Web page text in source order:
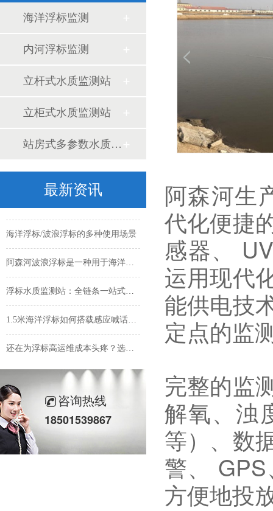
阿森河生
代化便捷
感器、
运用现代
能供电技
定点的监
完整的监
解氧、浊
等）、数
警、
方便地投
海洋浮标监测
内河浮标监测
立杆式水质监测站
立柜式水质监测站
站房式多参数水质监测
最新资讯
如何预防海洋浮标出现故障
海洋生态浮标如何通信回传数据？
阿森河多功能波浪浮标
海洋浮标/波浪浮标的多种使用场景
如何预防海洋浮标出现故障
咨询热线
18501539867